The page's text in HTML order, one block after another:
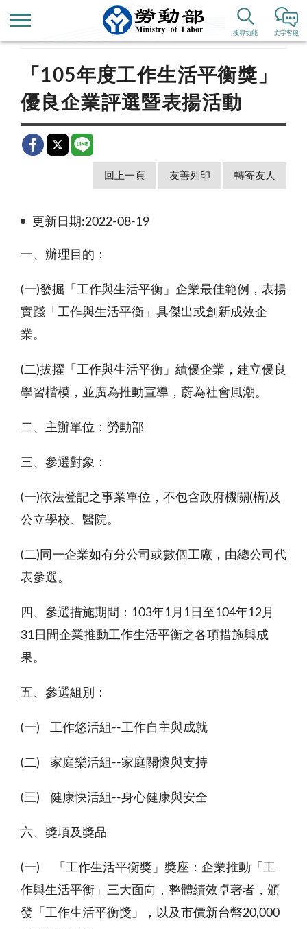
文字客服
搜尋功能
新聞公告 公布欄
「105年度工作生活平衡獎」
優良企業評選暨表揚活動
回上一頁 友善列印 轉寄友人
更新日期:2022-08-19
一、辦理目的：
(一)發掘「工作與生活平衡」企業最佳範例，表揚
實踐「工作與生活平衡」具傑出或創新成效企
業。
(二)拔擢「工作與生活平衡」績優企業，建立優良
學習楷模，並廣為推動宣導，蔚為社會風潮。
二、主辦單位：勞動部
三、參選對象：
(一)依法登記之事業單位，不包含政府機關(構)及
公立學校、醫院。
(二) 同一企業如有分公司或數個工廠，由總公司代
表參選。
四、參選措施期間： 103年1月 1 日至104年12月
31 日間企業推動工作生活平衡之各項措施與成
果。
五、參選組別：
(一) 工作悠活組 --工作自主與成就
(二) 家庭樂活組 --家庭關懷與支持
(三) 健康快活組 --身心健康與安全
六、獎項及獎品
(一) 「工作生活平衡獎」獎座：企業推動「工
作與生活平衡」三大面向，整體績效卓著者，頒
發「工作生活平衡獎」，以及市價新台幣20,000